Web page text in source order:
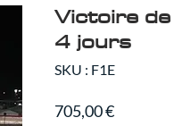
Victoire
4 jours
SKU : F1E
705,00 €Prix